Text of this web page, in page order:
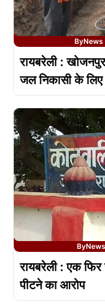
ByNews
रायबरेली :
जल निकासी के लिए
By
रायबरेली : एक
पीटने का आरोप